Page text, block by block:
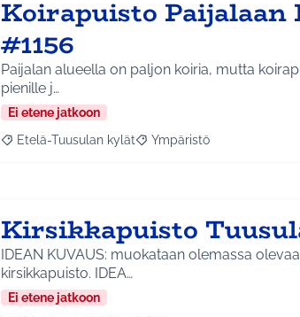
Koirapuisto Paijalaan
#1156
Paijalan alueella on paljon koiria, mutta
pienille j…
Ei etene jatkoon
Rajaa tulokset aihepiirin mukaan: Etelä-Tuusulan
Etelä-Tuusulan kylät Rajaa tulokset teeman
Ympäristö
Kirsikkapuisto
IDEAN KUVAUS: muokataan olemassa
kirsikkapuisto. IDEA…
Ei etene jatkoon